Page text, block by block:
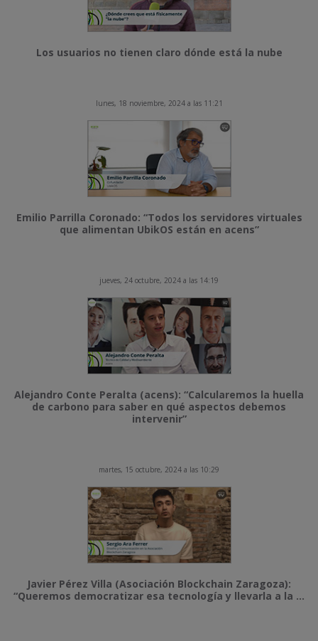
Los usuarios no tienen claro dónde está la nube
lunes, 18 noviembre, 2024 a las 11:21
Emilio Parrilla Coronado: “Todos los servidores virtuales
que alimentan UbikOS están en acens”
jueves, 24 octubre, 2024 a las 14:19
Alejandro Conte Peralta (acens): “Calcularemos la huella
de carbono para saber en qué aspectos debemos
intervenir”
martes, 15 octubre, 2024 a las 10:29
Javier Pérez Villa (Asociación Blockchain Zaragoza):
“Queremos democratizar esa tecnología y llevarla a la ...